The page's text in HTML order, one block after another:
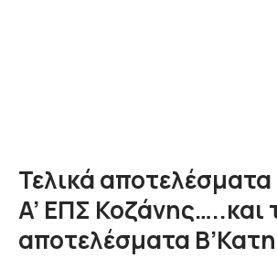
Τελικά
A’ EΠΣ Κοζάνης…..και
αποτελέσματα